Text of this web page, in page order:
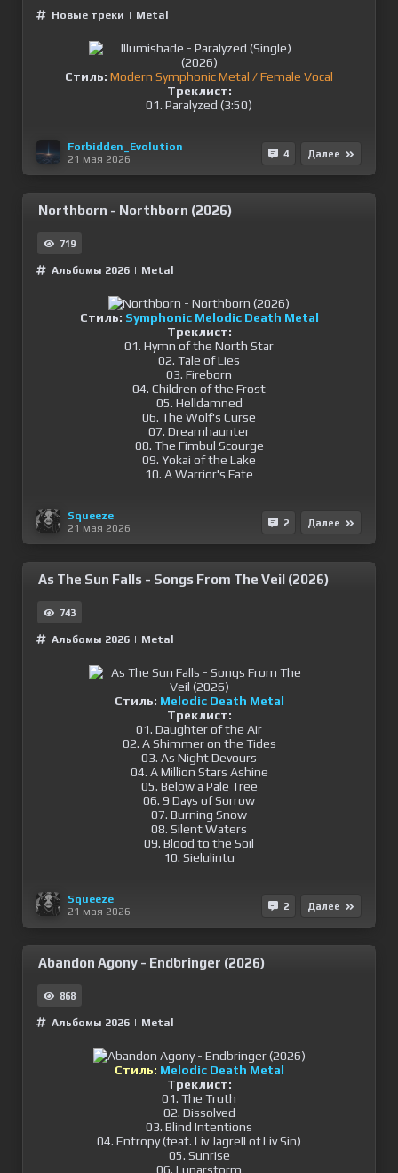
Новые треки | Metal
Стиль: Modern Symphonic Metal / Female Vocal
Треклист:
01. Paralyzed (3:50)
Forbidden_Evolution
21 мая 2026
4 Далее
Northborn - Northborn (2026)
719
Альбомы 2026 | Metal
Стиль: Symphonic Melodic Death Metal
Треклист:
01. Hymn of the North Star
02. Tale of Lies
03. Fireborn
04. Children of the Frost
05. Helldamned
06. The Wolf's Curse
07. Dreamhaunter
08. The Fimbul Scourge
09. Yokai of the Lake
10. A Warrior's Fate
Squeeze
21 мая 2026
2 Далее
As The Sun Falls - Songs From The Veil (2026)
743
Альбомы 2026 | Metal
Стиль: Melodic Death Metal
Треклист:
01. Daughter of the Air
02. A Shimmer on the Tides
03. As Night Devours
04. A Million Stars Ashine
05. Below a Pale Tree
06. 9 Days of Sorrow
07. Burning Snow
08. Silent Waters
09. Blood to the Soil
10. Sielulintu
Squeeze
21 мая 2026
2 Далее
Abandon Agony - Endbringer (2026)
868
Альбомы 2026 | Metal
Стиль: Melodic Death Metal
Треклист:
01. The Truth
02. Dissolved
03. Blind Intentions
04. Entropy (feat. Liv Jagrell of Liv Sin)
05. Sunrise
06. Lunarstorm